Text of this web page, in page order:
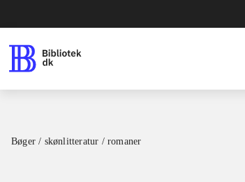
Bøger / skønlitteratur / romaner